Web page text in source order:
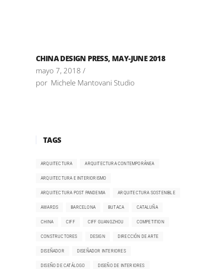
CHINA DESIGN PRESS, MAY-JUNE 2018
mayo 7, 2018
por Michele Mantovani Studio
TAGS
ARQUITECTURA ARQUITECTURA CONTEMPORÁNEA
ARQUITECTURA E INTERIORISMO
ARQUITECTURA POST PANDEMIA ARQUITECTURA SOSTENIBLE
AWARDS BARCELONA BUTACA CATALUÑA
CHINA CIFF CIFF GUANGZHOU COMPETITION
CONSTRUCTORES DESIGN DIRECCIÓN DE ARTE
DISEÑADOR DISEÑADOR INTERIORES
DISEÑO DE CATÁLOGO DISEÑO DE INTERIORES